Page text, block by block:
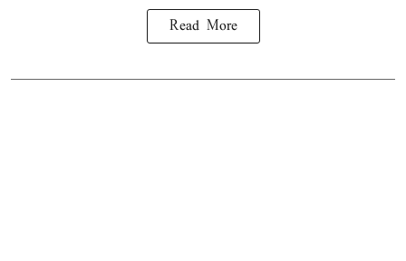
Read More